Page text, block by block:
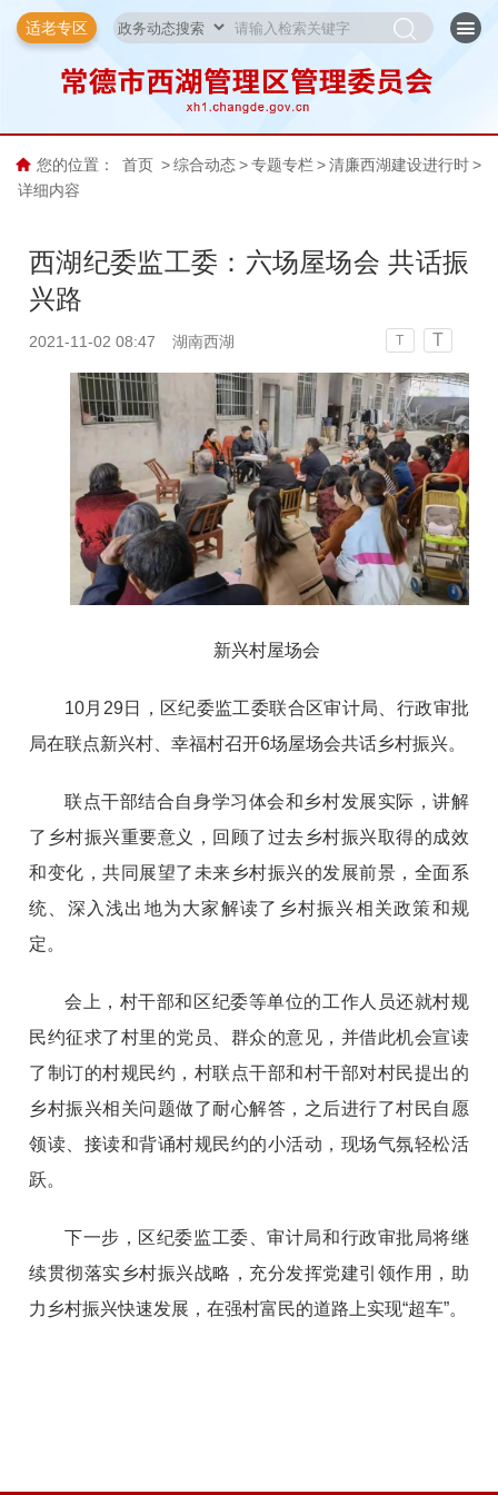
适老专区
您的位置： 首页 > 综合动态 > 专题专栏 > 清廉西湖建设进行时 >
详细内容
西湖纪委监工委：六场屋场会 共话振
兴路
2021-11-02 08:47 湖南西湖 T T
新兴村屋场会
10月29日，区纪委监工委联合区审计局、行政审批
局在联点新兴村、幸福村召开6场屋场会共话乡村振兴。
联点干部结合自身学习体会和乡村发展实际，讲解
了乡村振兴重要意义，回顾了过去乡村振兴取得的成效
和变化，共同展望了未来乡村振兴的发展前景，全面系
统、深入浅出地为大家解读了乡村振兴相关政策和规
定。
会上，村干部和区纪委等单位的工作人员还就村规
民约征求了村里的党员、群众的意见，并借此机会宣读
了制订的村规民约，村联点干部和村干部对村民提出的
乡村振兴相关问题做了耐心解答，之后进行了村民自愿
领读、接读和背诵村规民约的小活动，现场气氛轻松活
跃。
下一步，区纪委监工委、审计局和行政审批局将继
续贯彻落实乡村振兴战略，充分发挥党建引领作用，助
力乡村振兴快速发展，在强村富民的道路上实现“超车”。